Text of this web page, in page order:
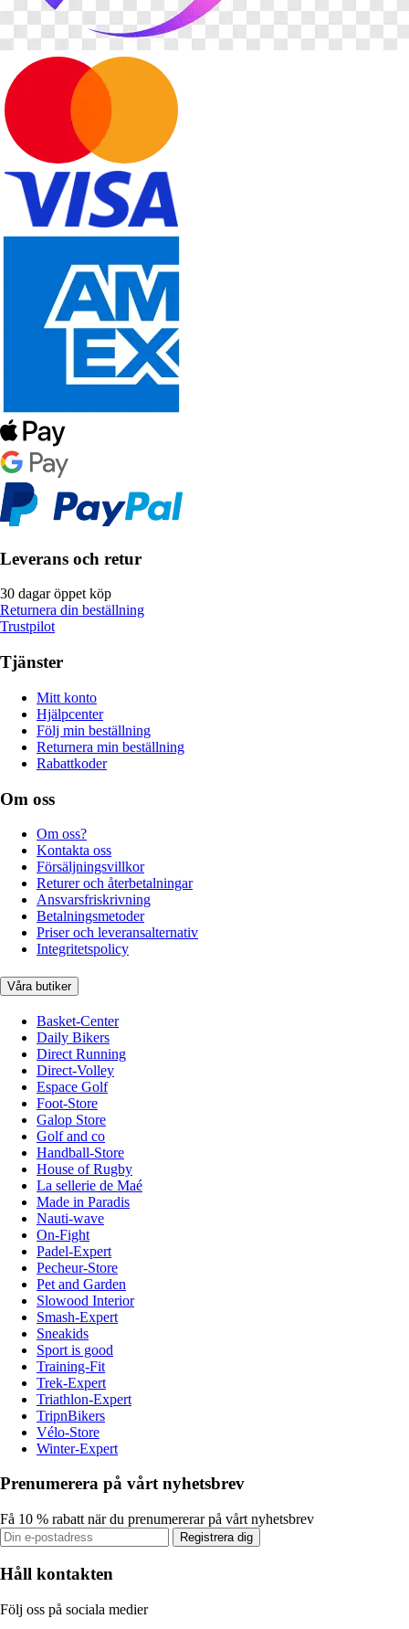
Leverans och retur
30 dagar öppet köp
Returnera din beställning
Trustpilot
Tjänster
Mitt konto
Hjälpcenter
Följ min beställning
Returnera min beställning
Rabattkoder
Om oss
Om oss?
Kontakta oss
Försäljningsvillkor
Returer och återbetalningar
Ansvarsfriskrivning
Betalningsmetoder
Priser och leveransalternativ
Integritetspolicy
Våra butiker
Basket-Center
Daily Bikers
Direct Running
Direct-Volley
Espace Golf
Foot-Store
Galop Store
Golf and co
Handball-Store
House of Rugby
La sellerie de Maé
Made in Paradis
Nauti-wave
On-Fight
Padel-Expert
Pecheur-Store
Pet and Garden
Slowood Interior
Smash-Expert
Sneakids
Sport is good
Training-Fit
Trek-Expert
Triathlon-Expert
TripnBikers
Vélo-Store
Winter-Expert
Prenumerera på vårt nyhetsbrev
Få 10 % rabatt när du prenumererar på vårt nyhetsbrev
Registrera dig
Håll kontakten
Följ oss på sociala medier